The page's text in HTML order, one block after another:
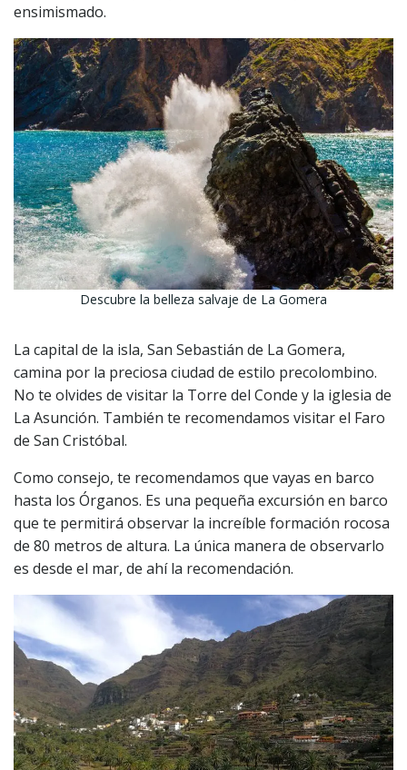
ensimismado.
Descubre la belleza salvaje de La Gomera
La capital de la isla, San Sebastián de La Gomera,
camina por la preciosa ciudad de estilo precolombino.
No te olvides de visitar la Torre del Conde y la iglesia de
La Asunción. También te recomendamos visitar el Faro
de San Cristóbal.
Como consejo, te recomendamos que vayas en barco
hasta los Órganos. Es una pequeña excursión en barco
que te permitirá observar la increíble formación rocosa
de 80 metros de altura. La única manera de observarlo
es desde el mar, de ahí la recomendación.